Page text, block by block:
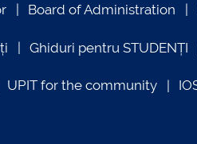
Board of Administration
Ghiduri pentru STUDENȚI
UPIT for the community